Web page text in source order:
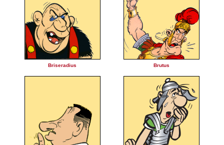
Briseradius Brutus